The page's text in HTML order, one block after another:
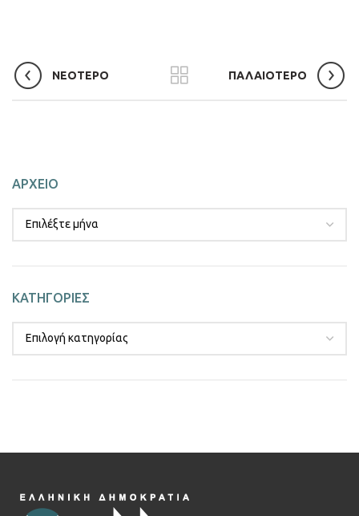
ΝΕΟΤΕΡΟ ΠΑΛΑΙΟΤΕΡΟ
ΑΡΧΕΙΟ
ΚΑΤΗΓΟΡΙΕΣ